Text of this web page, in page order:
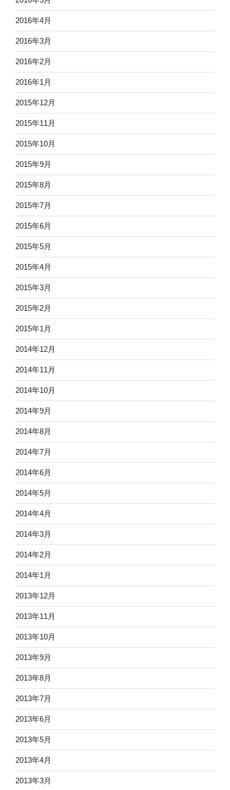
2016年4月
2016年3月
2016年2月
2016年1月
2015年12月
2015年11月
2015年10月
2015年9月
2015年8月
2015年7月
2015年6月
2015年5月
2015年4月
2015年3月
2015年2月
2015年1月
2014年12月
2014年11月
2014年10月
2014年9月
2014年8月
2014年7月
2014年6月
2014年5月
2014年4月
2014年3月
2014年2月
2014年1月
2013年12月
2013年11月
2013年10月
2013年9月
2013年8月
2013年7月
2013年6月
2013年5月
2013年4月
2013年3月